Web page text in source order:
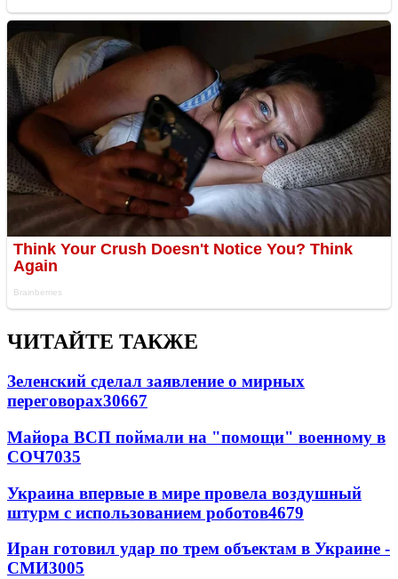
ЧИТАЙТЕ ТАКЖЕ
Зеленский сделал заявление о мирных
переговорах30667
Майора ВСП поймали на "помощи" военному в
СОЧ7035
Украина впервые в мире провела воздушный
штурм с использованием роботов4679
Иран готовил удар по трем объектам в Украине -
СМИ3005